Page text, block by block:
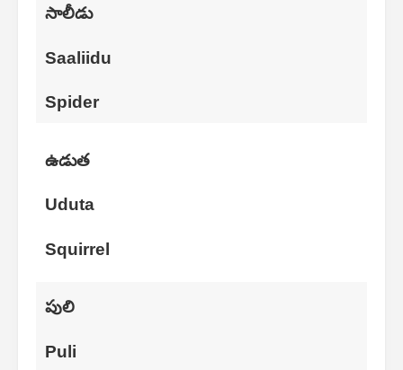
సాలీడు
Saaliidu
Spider
ఉడుత
Uduta
Squirrel
పులి
Puli